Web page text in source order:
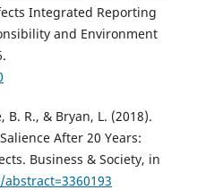
Integrated Reporting
and Environment
B. R., & Bryan, L. (2018).
After 20 Years:
Business & Society, in